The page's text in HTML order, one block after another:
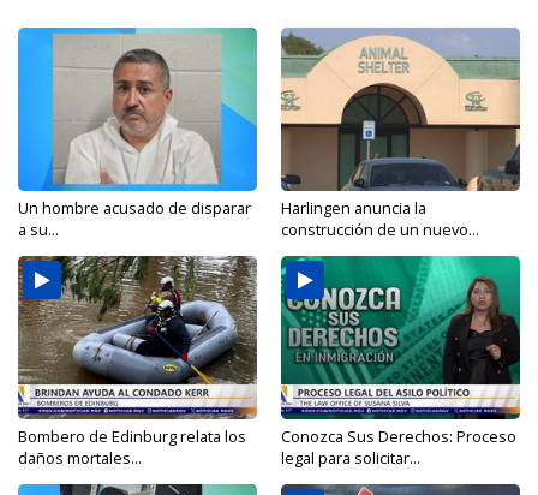
Un hombre acusado de disparar
a su...
Harlingen anuncia la
construcción de un nuevo...
Bombero de Edinburg relata los
daños mortales...
Conozca Sus Derechos: Proceso
legal para solicitar...